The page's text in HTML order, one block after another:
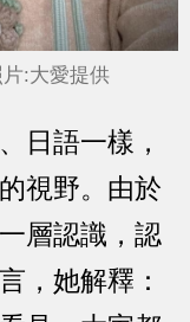
:大愛提供
日語一樣，
視野。由於
層認識，認
，她解釋：